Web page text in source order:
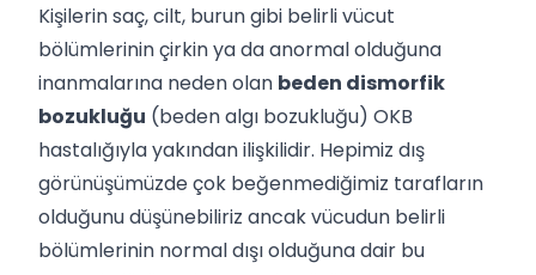
Kişilerin saç, cilt, burun gibi belirli vücut
bölümlerinin çirkin ya da anormal olduğuna
inanmalarına neden olan beden dismorfik
bozukluğu (beden algı bozukluğu) OKB
hastalığıyla yakından ilişkilidir. Hepimiz dış
görünüşümüzde çok beğenmediğimiz tarafların
olduğunu düşünebiliriz ancak vücudun belirli
bölümlerinin normal dışı olduğuna dair bu